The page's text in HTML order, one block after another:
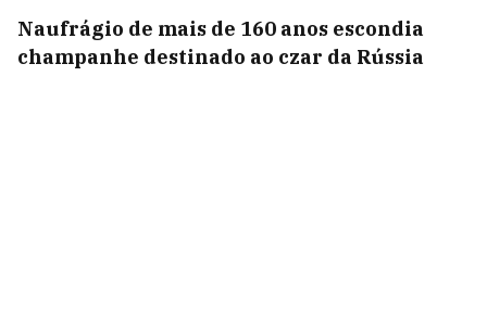
Naufrágio de mais de 160 anos escondia
champanhe destinado ao czar da Rússia